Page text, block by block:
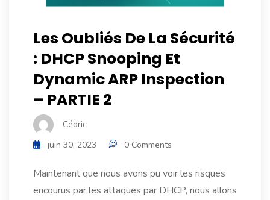
Les Oubliés De La Sécurité
: DHCP Snooping Et
Dynamic ARP Inspection
– PARTIE 2
Cédric
juin 30, 2023
0 Comments
Maintenant que nous avons pu voir les risques
encourus par les attaques par DHCP, nous allons